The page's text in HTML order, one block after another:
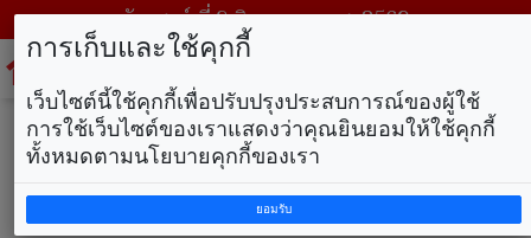
วันเสาร์ ที่ 8 สิงหาคม พ.ศ. 2569
การเก็บและใช้คุกกี้
เว็บไซต์นี้ใช้คุกกี้เพื่อปรับปรุงประสบการณ์ของผู้ใช้
การใช้เว็บไซต์ของเราแสดงว่าคุณยินยอมให้ใช้คุกกี้
ทั้งหมดตามนโยบายคุกกี้ของเรา
ยอมรับ